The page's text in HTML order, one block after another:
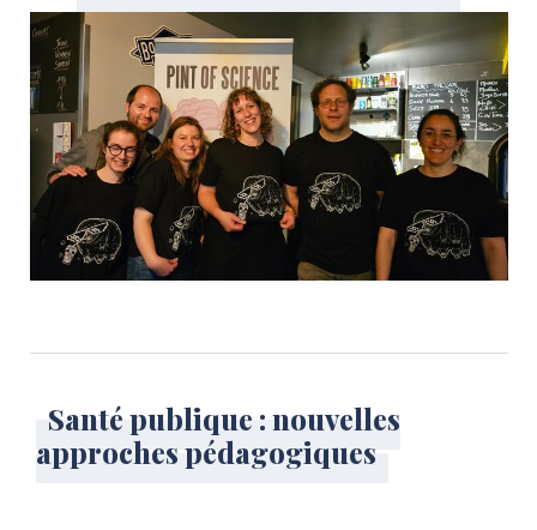
Santé publique : nouvelles
approches pédagogiques